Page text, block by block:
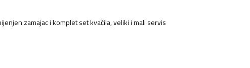
zamajac i komplet set kvačila, veliki i mali servis